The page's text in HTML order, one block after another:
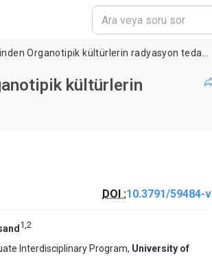
kültürlerin
DOI :10.3791/59484-v
1,2
Interdisciplinary Program, University of